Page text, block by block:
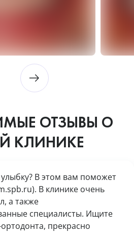
ОТЗЫВЫ О
КЛИНИКЕ
В этом вам поможет
В клинике очень
а также
специалисты. Ищите
прекрасно